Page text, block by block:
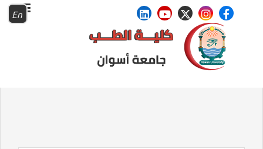
En